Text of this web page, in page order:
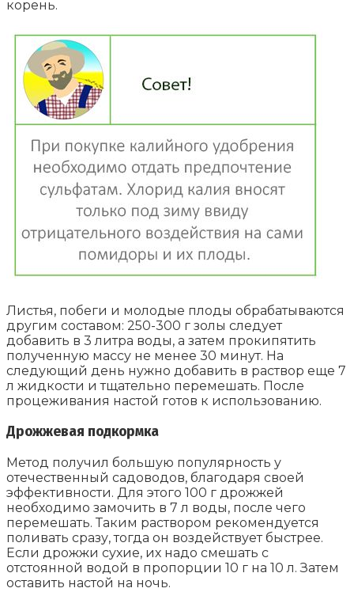
корень.
Листья, побеги и молодые плоды обрабатываются
другим составом: 250-300 г золы следует
добавить в 3 литра воды, а затем прокипятить
полученную массу не менее 30 минут. На
следующий день нужно добавить в раствор еще 7
л жидкости и тщательно перемешать. После
процеживания настой готов к использованию.
Дрожжевая подкормка
Метод получил большую популярность у
отечественный садоводов, благодаря своей
эффективности. Для этого 100 г дрожжей
необходимо замочить в 7 л воды, после чего
перемешать. Таким раствором рекомендуется
поливать сразу, тогда он воздействует быстрее.
Если дрожжи сухие, их надо смешать с
отстоянной водой в пропорции 10 г на 10 л. Затем
оставить настой на ночь.